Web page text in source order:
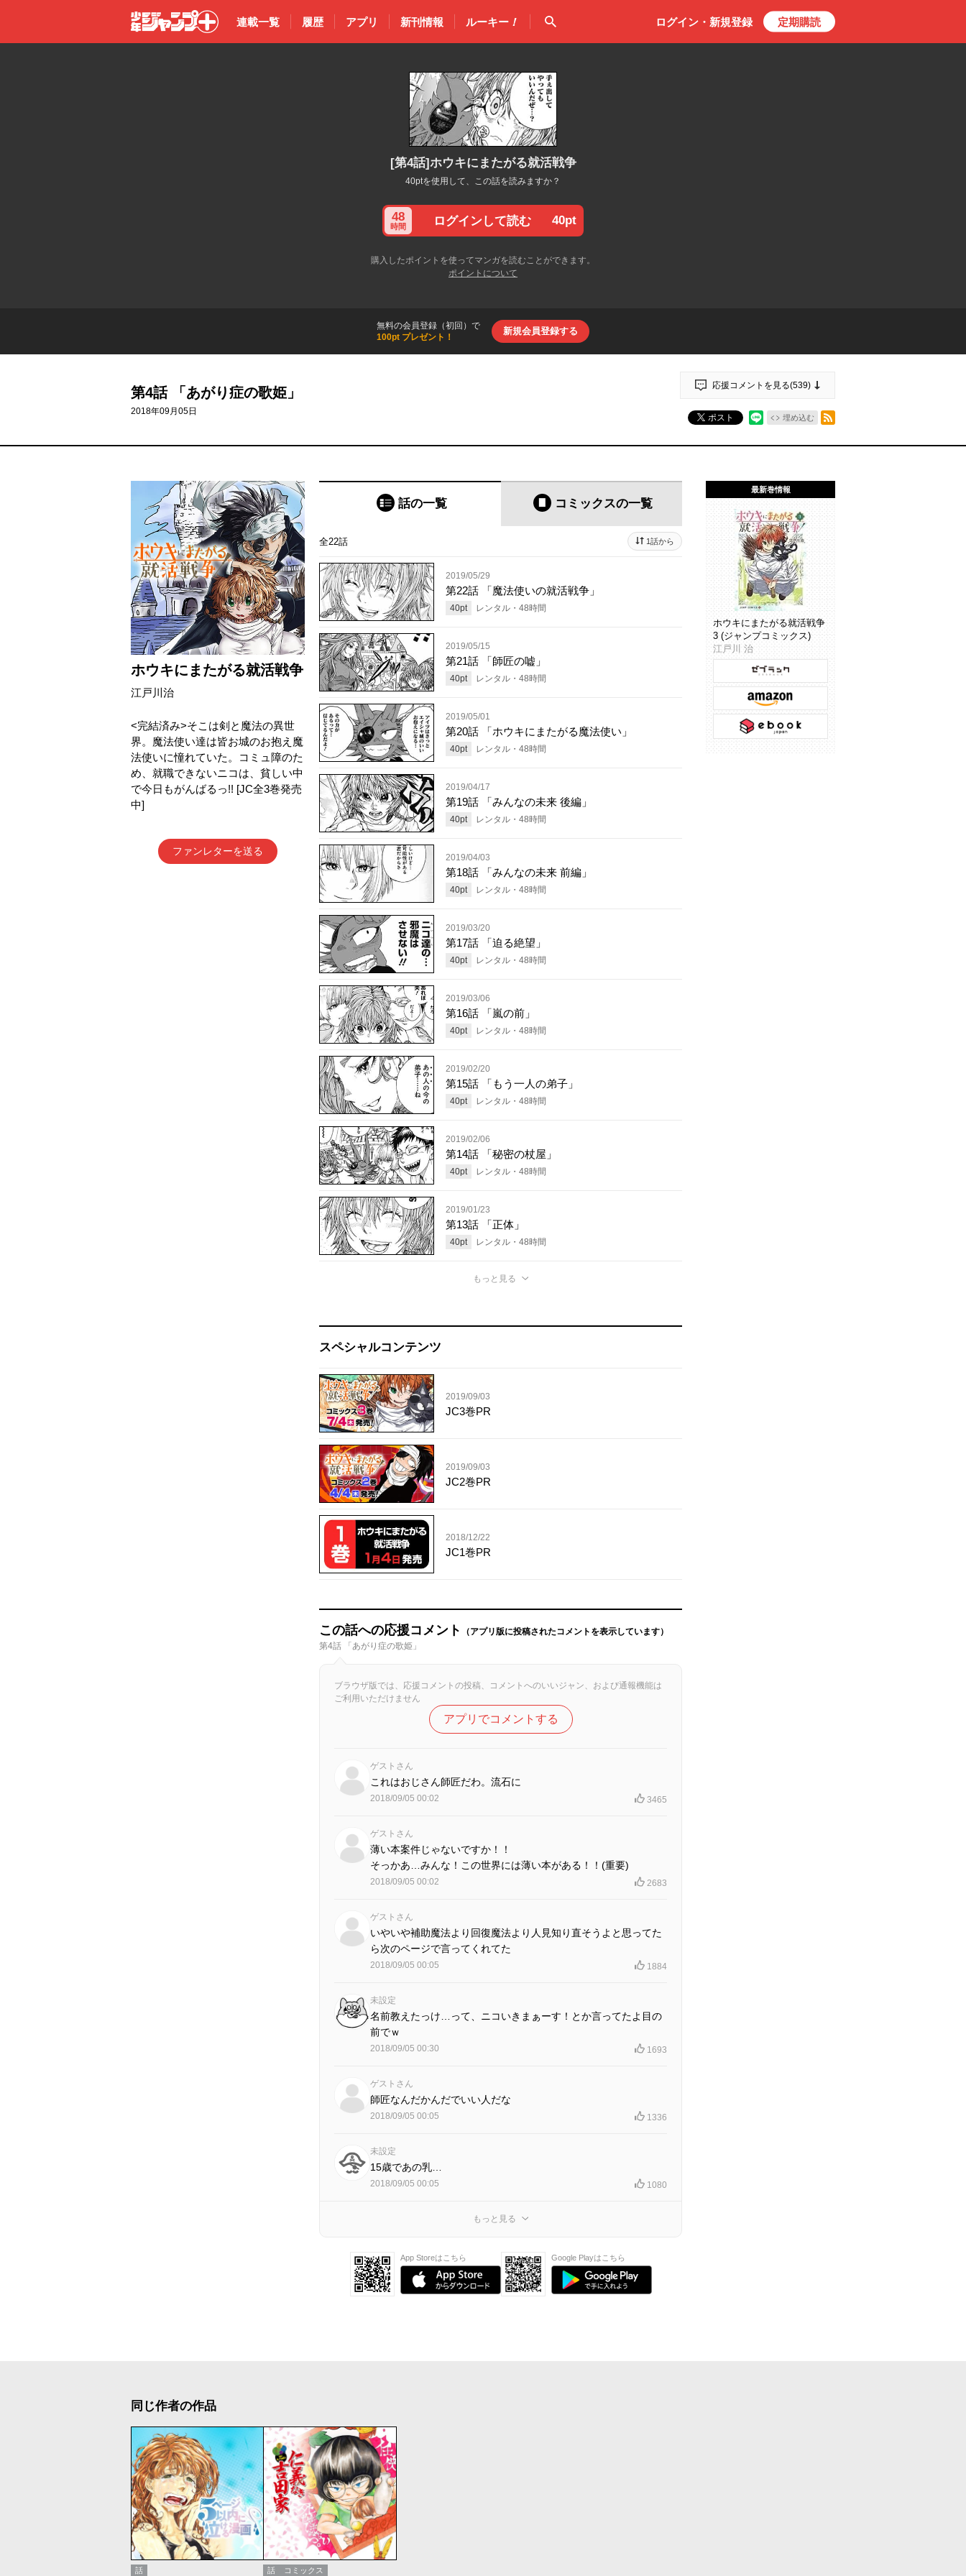
少年ジャン
連載一覧 履歴 アプリ 新刊情報 ルーキー！ 検索 ログイン・ 新規登録 定期購読
[第4話]ホウキにまたがる就活戦争
40ptを使用して、この話を読みますか？
48
時間 ログインして読む 40pt
購入したポイントを使ってマンガを読むことができます。
ポイントについて
無料の会員登録（初回）で
100pt プレゼント！
新規会員登録する
第4話 「あがり症の歌姫」
2018年09月05日
応援コメントを見る(539)
ポスト 埋め込む
ホウキにまたがる就活戦争
江戸川治
<完結済み>そこは剣と魔法の異世
界。魔法使い達は皆お城のお抱え魔
法使いに憧れていた。コミュ障のた
め、就職できないニコは、貧しい中
で今日もがんばるっ!! [JC全3巻発売
中]
ファンレターを送る
話の一覧 コミックスの一覧
全22話 1話から
2019/05/29
第22話 「魔法使いの就活戦争」
40pt レンタル・ 48時間
2019/05/15
第21話 「師匠の嘘」
40pt レンタル・ 48時間
2019/05/01
第20話 「ホウキにまたがる魔法使い」
40pt レンタル・ 48時間
2019/04/17
第19話 「みんなの未来 後編」
40pt レンタル・ 48時間
2019/04/03
第18話 「みんなの未来 前編」
40pt レンタル・ 48時間
2019/03/20
第17話 「迫る絶望」
40pt レンタル・ 48時間
2019/03/06
第16話 「嵐の前」
40pt レンタル・ 48時間
2019/02/20
第15話 「もう一人の弟子」
40pt レンタル・ 48時間
2019/02/06
第14話 「秘密の杖屋」
40pt レンタル・ 48時間
2019/01/23
第13話 「正体」
40pt レンタル・ 48時間
もっと見る
スペシャルコンテンツ
2019/09/03
JC3巻PR
2019/09/03
JC2巻PR
2018/12/22
JC1巻PR
この話への応援コメント
（アプリ版に投稿されたコメントを表示しています）
第4話 「あがり症の歌姫」
ブラウザ版では、応援コメントの投稿、コメントへのいいジャン、および通報機能は
ご利用いただけません
アプリでコメントする
ゲストさん
これはおじさん師匠だわ。流石に
2018/09/05 00:02 3465
ゲストさん
薄い本案件じゃないですか！！
そっかあ…みんな！この世界には薄い本がある！！(重要)
2018/09/05 00:02 2683
ゲストさん
いやいや補助魔法より回復魔法より人見知り直そうよと思ってた
ら次のページで言ってくれてた
2018/09/05 00:05 1884
未設定
名前教えたっけ…って、ニコいきまぁーす！とか言ってたよ目の
前でｗ
2018/09/05 00:30 1693
ゲストさん
師匠なんだかんだでいい人だな
2018/09/05 00:05 1336
未設定
15歳であの乳…
2018/09/05 00:05 1080
もっと見る
App Storeはこちら Google Playはこちら
最新巻情報
ホウキにまたがる就活戦争
3 (ジャンプコミックス)
江戸川 治
同じ作者の作品
話 話 コミックス